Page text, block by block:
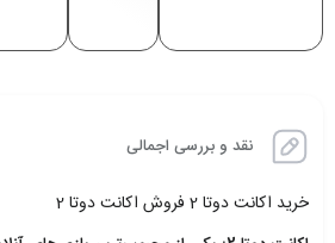
نقد و بررسی اجمالی
خرید اکانت دوتا 2 فروش اکانت دوتا 2